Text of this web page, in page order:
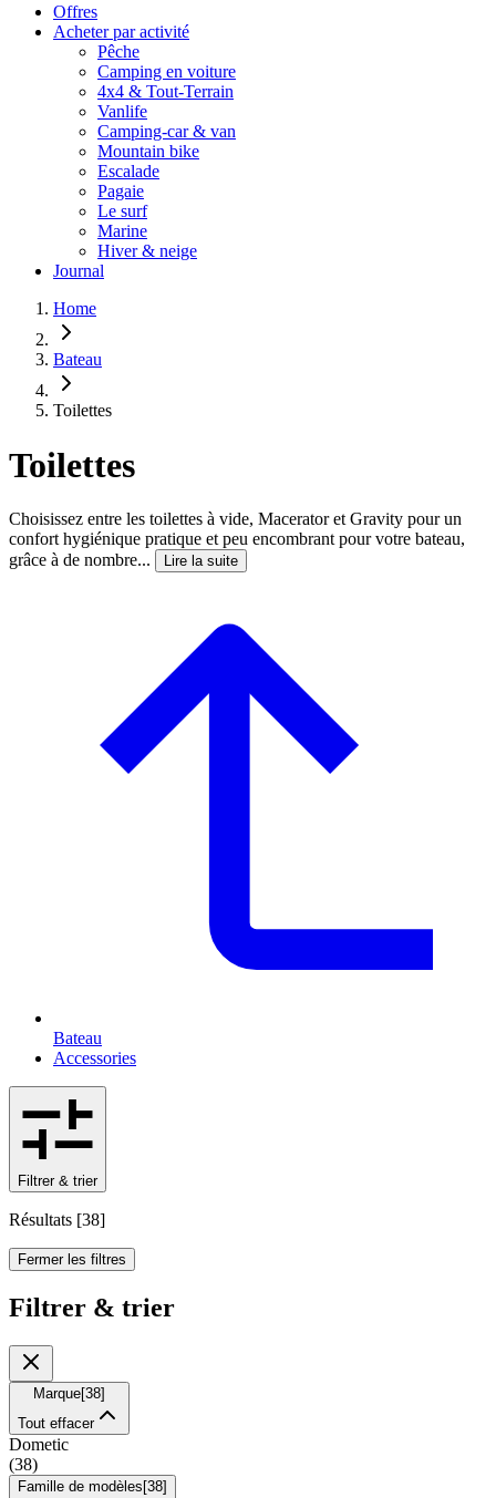
Offres
Acheter par activité
Pêche
Camping en voiture
4x4 & Tout-Terrain
Vanlife
Camping-car & van
Mountain bike
Escalade
Pagaie
Le surf
Marine
Hiver & neige
Journal
Home
Bateau
Toilettes
Toilettes
Choisissez entre les toilettes à vide, Macerator et Gravity pour un
confort hygiénique pratique et peu encombrant pour votre bateau,
grâce à de nombre...
Lire la suite
Bateau
Accessories
Filtrer & trier
Résultats [38]
Fermer les filtres
Filtrer & trier
Marque[38]
Tout effacer
Dometic
(38)
Famille de modèles [38]